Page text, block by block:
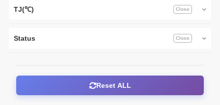
TJ(℃)
Status
Reset ALL